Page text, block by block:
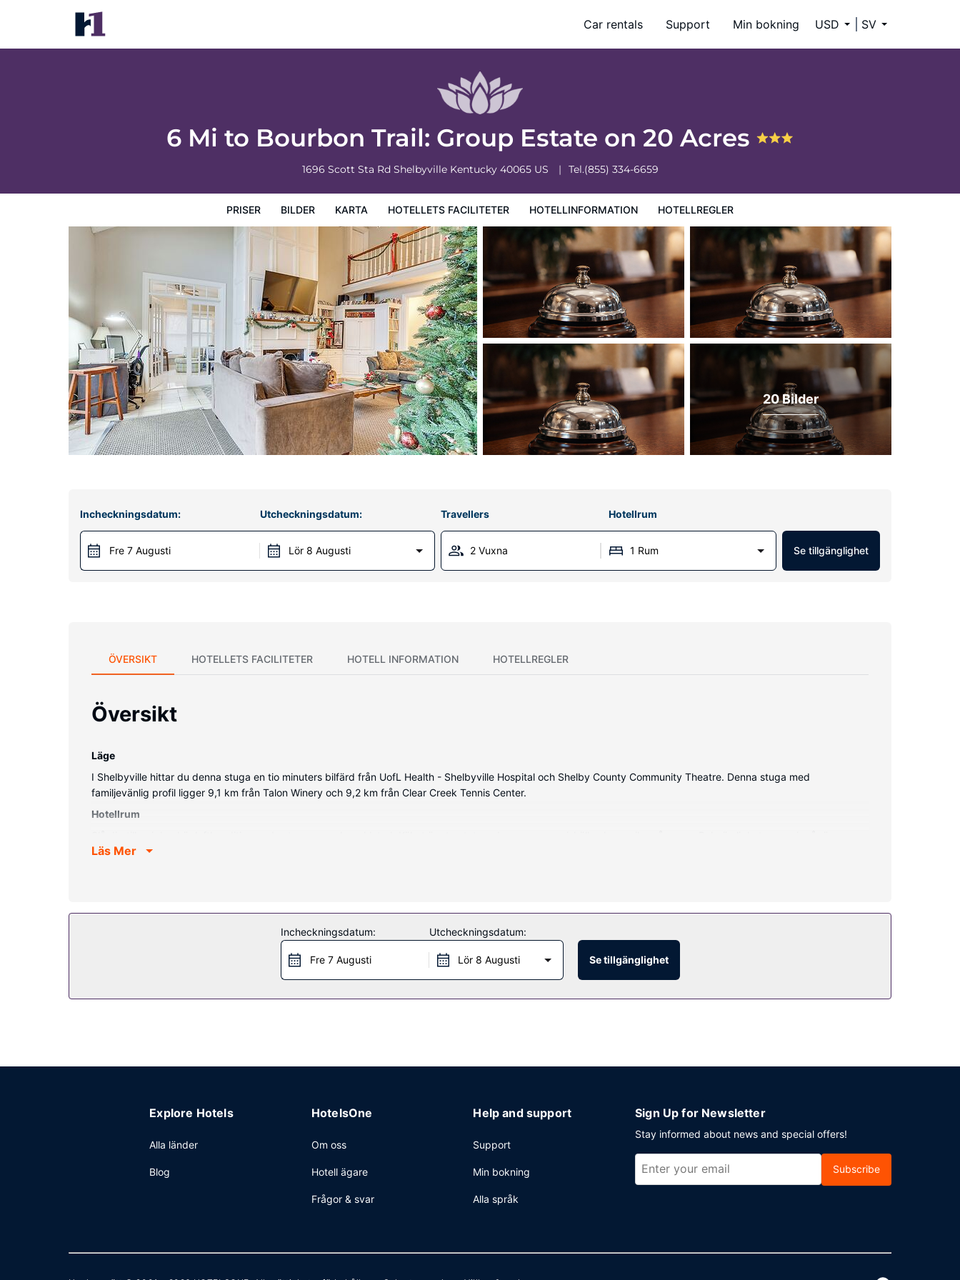
Car rentals Support Min bokning USD SV
6 Mi to Bourbon Trail: Group Estate on 20 Acres
1696 Scott Sta Rd Shelbyville Kentucky 40065 US Tel.(855) 334-6659
PRISER BILDER KARTA HOTELLETS FACILITETER HOTELLINFORMATION HOTELLREGLER
6 Mi to Bourbon Trail: Group Estate on 20 Acres
Priser
20 Bilder
Incheckningsdatum:
Fre 7 Augusti
Utcheckningsdatum:
Lör 8 Augusti
Travellers Hotellrum
2 Vuxna 1 Rum Se tillgänglighet
ÖVERSIKT HOTELLETS FACILITETER HOTELL INFORMATION HOTELLREGLER
Översikt
Läge
I Shelbyville hittar du denna stuga en tio minuters bilfärd från UofL Health - Shelbyville Hospital och Shelby County Community Theatre. Denna stuga med
familjevänlig profil ligger 9,1 km från Talon Winery och 9,2 km från Clear Creek Tennis Center.
Hotellrum
skrivbord och tvättmaskin.
Övriga bekvämligheter
Läs Mer
Incheckningsdatum:
Fre 7 Augusti
Utcheckningsdatum:
Lör 8 Augusti Se tillgänglighet
Explore Hotels
Alla länder
Blog
HotelsOne
Om oss
Hotell ägare
Frågor & svar
Help and support
Support
Min bokning
Alla språk
Sign Up for Newsletter
Stay informed about news and special offers!
Subscribe